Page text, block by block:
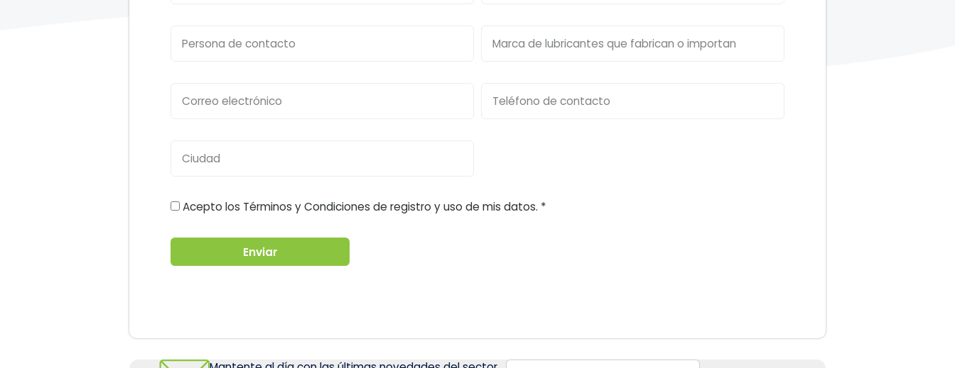
Acepto los Términos y Condiciones de registro y uso de mis datos. *
Enviar